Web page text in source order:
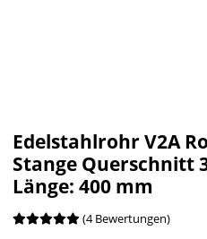
Edelstahlrohr V2A
Stange Querschnitt
Länge: 400 mm
(4 Bewertungen)